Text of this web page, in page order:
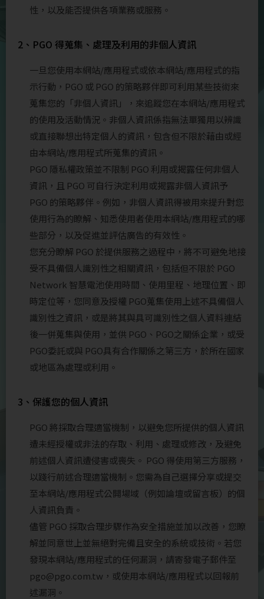
性，以及能否提供各項業務或服務。
2、PGO 得蒐集、處理及利用的非個人資訊
一旦您使用本網站/應用程式或依本網站/應用程式的指
示行動，PGO 或 PGO 的策略夥伴即可利用某些技術來
蒐集您的「非個人資訊」，來追蹤您在本網站/應用程式
的使用及活動情況。非個人資訊係指無法單獨用以辨識
或直接聯想出特定個人的資訊，包含但不限於藉由或經
由本網站/應用程式所蒐集的資訊。
PGO 隱私權政策並不限制 PGO 利用或揭露任何非個人
資訊，且 PGO 可自行決定利用或揭露非個人資訊予
PGO 的策略夥伴。例如，非個人資訊得被用來提升對您
使用行為的瞭解、知悉使用者使用本網站/應用程式的哪
些部分，以及促進並評估廣告的有效性。
您充分瞭解 PGO 於提供服務之過程中，將不可避免地接
受不具備個人識別性之相關資訊，包括但不限於 PGO
Network 智慧電池使用時間、使用里程、地理位置、即
時定位等，您同意及授權 PGO蒐集使用上述不具備個人
識別性之資訊，或是將其與具可識別性之個人資料連結
後一併蒐集與使用，並供 PGO、PGO之關係企業，或受
PGO委託或與 PGO具有合作關係之第三方，於所在國家
或地區為處理或利用。
3、保護您的個人資訊
PGO 將採取合理適當機制，以避免您所提供的個人資訊
遭未經授權或非法的存取、利用、處理或修改，及避免
前述個人資訊遭侵害或喪失。 PGO 得使用第三方服務，
以踐行前述合理適當機制。您需為自己選擇分享或提交
至本網站/應用程式公開場域（例如論壇或留言板）的個
人資訊負責。
儘管 PGO 採取合理步驟作為安全措施並加以改善，您瞭
解並同意世上並無絕對完備且安全的系統或技術。若您
發現本網站/應用程式的任何漏洞，請寄發電子郵件至
pgo@pgo.com.tw，或使用本網站/應用程式以回報前
述漏洞。